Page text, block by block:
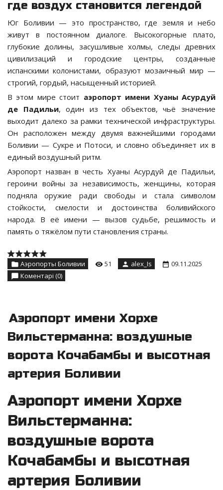
где воздух становится легендой
Юг Боливии — это пространство, где земля и небо
живут в постоянном диалоге. Высокогорные плато,
глубокие долины, засушливые холмы, следы древних
цивилизаций и городские центры, созданные
испанскими колонистами, образуют мозаичный мир —
строгий, гордый, насыщенный историей.
В этом мире стоит аэропорт имени Хуаны Асурдуй
де Падильи, один из тех объектов, чьё значение
выходит далеко за рамки технической инфраструктуры.
Он расположен между двумя важнейшими городами
Боливии — Сукре и Потоси, и словно объединяет их в
единый воздушный ритм.
Аэропорт назван в честь Хуаны Асурдуй де Падильи,
героини войны за независимость, женщины, которая
подняла оружие ради свободы и стала символом
стойкости, смелости и достоинства боливийского
народа. В её имени — вызов судьбе, решимость и
память о тяжёлом пути становления страны.
Аэропорты Боливии 51 alex_Is
09.11.2025
Коментарі (0)
Аэропорт имени Хорхе
Вильстерманна: воздушные
ворота Кочабамбы и высотная
артерия Боливии
Аэропорт имени Хорхе
Вильстерманна:
воздушные ворота
Кочабамбы и высотная
артерия Боливии